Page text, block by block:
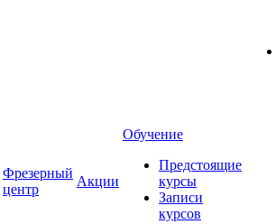
Фрезерный
центр
Акции
Обучение
Предстоящие
курсы
Записи
курсов